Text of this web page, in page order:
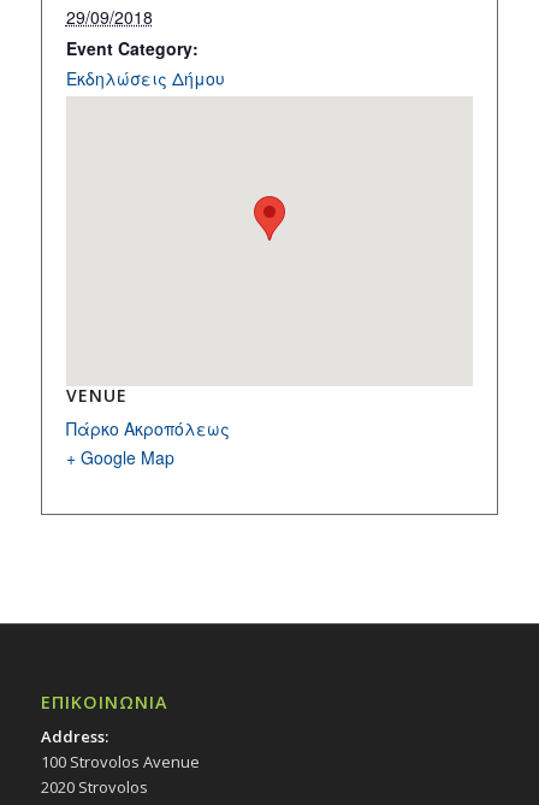
29/09/2018
Event Category:
Εκδηλώσεις Δήμου
VENUE
Πάρκο Ακροπόλεως
+ Google Map
ΕΠΙΚΟΙΝΩΝΙΑ
Address:
100 Strovolos Avenue
2020 Strovolos